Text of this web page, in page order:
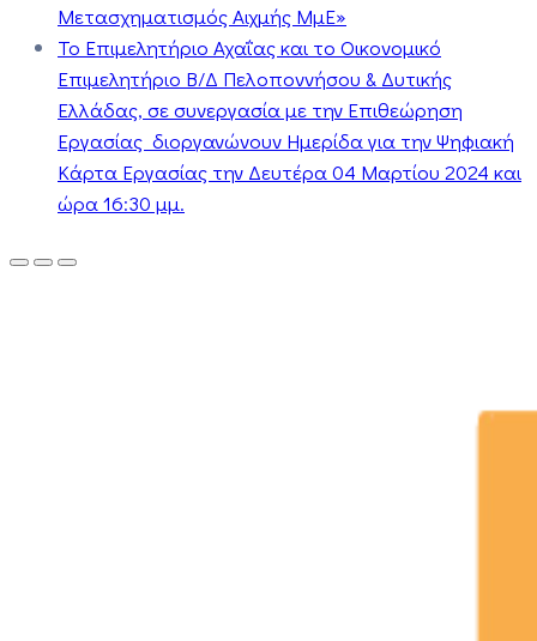
Μετασχηματισμός Αιχμής ΜμΕ»
Το Επιμελητήριο Αχαΐας και το Οικονομικό
Επιμελητήριο Β/Δ Πελοποννήσου & Δυτικής
Ελλάδας, σε συνεργασία με την Επιθεώρηση
Εργασίας διοργανώνουν Ημερίδα για την Ψηφιακή
Κάρτα Εργασίας την Δευτέρα 04 Μαρτίου 2024 και
ώρα 16:30 μμ.